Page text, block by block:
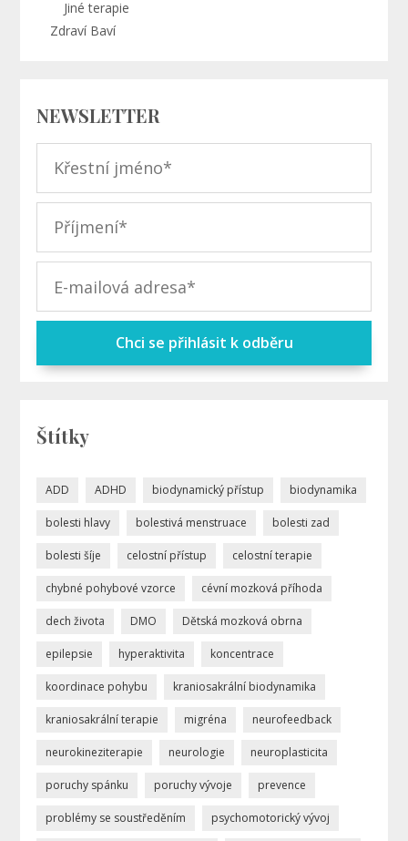
Jiné terapie
Zdraví Baví
NEWSLETTER
Chci se přihlásit k odběru
Štítky
ADD ADHD biodynamický přístup biodynamika
bolesti hlavy bolestivá menstruace bolesti zad
bolesti šíje celostní přístup celostní terapie
chybné pohybové vzorce cévní mozková příhoda
dech života DMO Dětská mozková obrna
epilepsie hyperaktivita koncentrace
koordinace pohybu kraniosakrální biodynamika
kraniosakrální terapie migréna neurofeedback
neurokineziterapie neurologie neuroplasticita
poruchy spánku poruchy vývoje prevence
problémy se soustředěním psychomotorický vývoj